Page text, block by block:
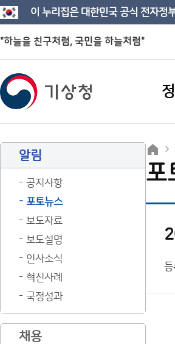
이 누리집은 대한민국 공식 전자정
"하늘을 친구처럼, 국민을 하늘처럼"
알림
공지사항
포토뉴스
보도자료
보도설명
인사소식
혁신사례
국정성과
채용
포